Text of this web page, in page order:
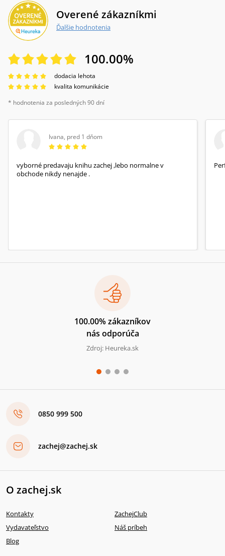
Overené zákazníkmi
Ďalšie hodnotenia
100.00%
dodacia lehota
kvalita komunikácie
* hodnotenia za posledných 90 dní
Ivana, pred 1 dňom
vyborné predavaju knihu zachej ,lebo normalne v
obchode nikdy nenajde .
100.00% zákazníkov
nás odporúča
Zdroj: Heureka.sk
0850 999 500
zachej@zachej.sk
O zachej.sk
Kontakty
ZachejClub
Vydavateľstvo
Náš príbeh
Blog